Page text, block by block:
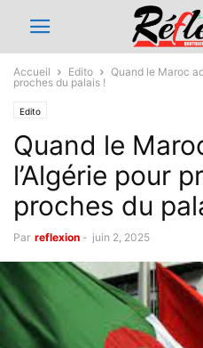
Accueil Edito
Quand le Maroc
proches du palais !
Edito
Quand le
l’Algérie pour
proches du
Par reflexion - juin 2, 2025